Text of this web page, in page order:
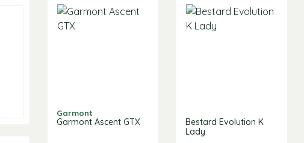
Garmont
Garmont Ascent GTX
Bestard Evolution K
Lady